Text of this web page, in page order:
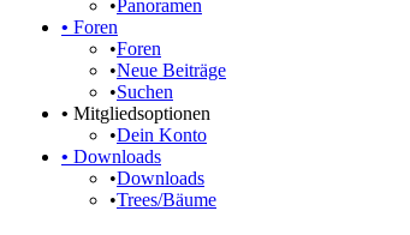
•Panoramen
• Foren
•Foren
•Neue Beiträge
•Suchen
• Mitgliedsoptionen
•Dein Konto
• Downloads
•Downloads
•Trees/Bäume